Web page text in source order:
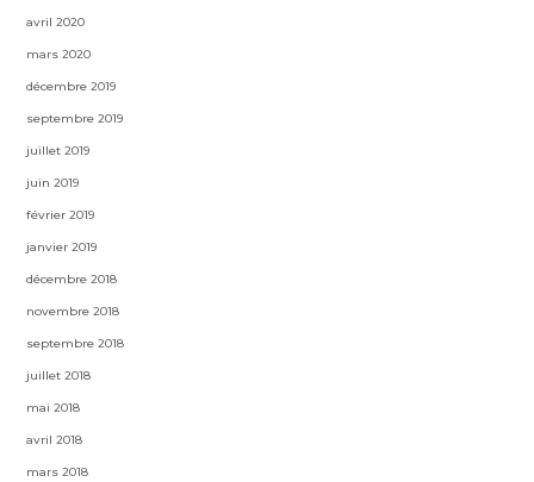
avril 2020
mars 2020
décembre 2019
septembre 2019
juillet 2019
juin 2019
février 2019
janvier 2019
décembre 2018
novembre 2018
septembre 2018
juillet 2018
mai 2018
avril 2018
mars 2018